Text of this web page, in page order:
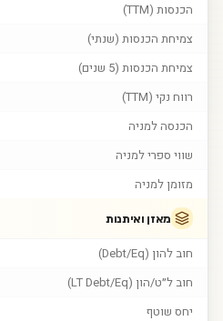
הכנסות (TTM)
צמיחת הכנסות (שנתי)
צמיחת הכנסות (5 שנים)
רווח נקי (TTM)
הכנסה למניה
שווי ספרי למניה
מזומן למניה
מאזן ואיתנות
חוב להון (Debt/Eq)
חוב ל״ט/הון (LT Debt/Eq)
יחס שוטף